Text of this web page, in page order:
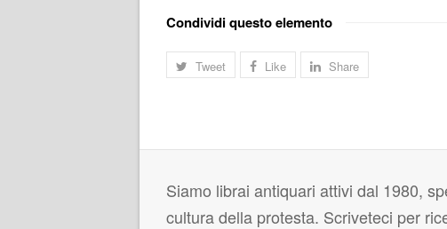
Condividi questo elemento
Tweet Like Share
Siamo librai antiquari attivi dal 1980,
cultura della protesta. Scriveteci per